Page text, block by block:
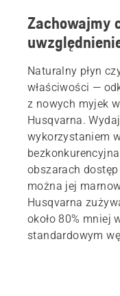
Zachowajmy
Naturalny płyn
właściwości —
z nowych myjek
Husqvarna.
wykorzystaniem
obszarach
można jej
Husqvarna
około 80% mniej
standardowym